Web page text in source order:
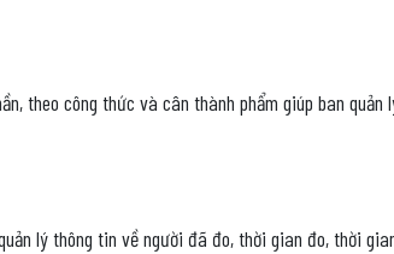
theo công thức và cân thành phẩm giúp ban
lý thông tin về người đã đo, thời gian đo, thời